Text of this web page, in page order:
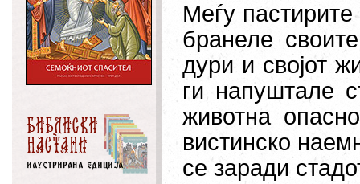
Меѓу
бранеле
дури и својот
ги напуштале
животна
вистинско
се заради